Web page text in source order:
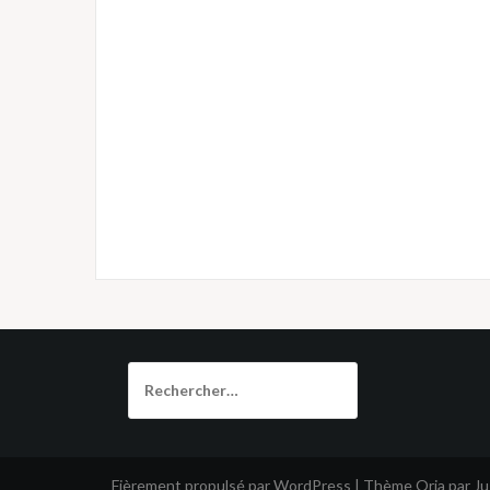
Fièrement propulsé par WordPress | Thème Oria par